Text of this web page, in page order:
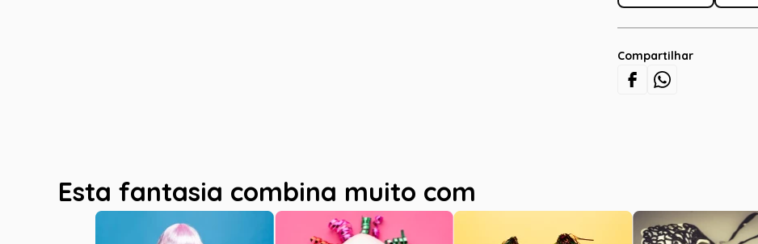
Compartilhar
Esta fantasia combina muito com